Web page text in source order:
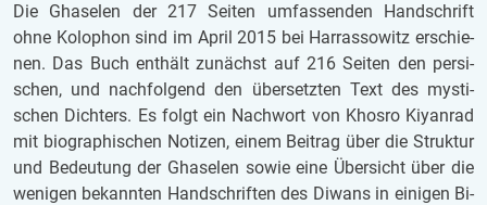
Die Gha­se­len der 217 Sei­ten um­fas­sen­den Hand­schrift
ohne Ko­lo­phon sind im April 2015 bei Har­ras­so­witz er­schie­
nen. Das Buch ent­hält zu­nächst auf 216 Sei­ten den per­si­
schen, und nach­fol­gend den über­setz­ten Text des mys­ti­
schen Dich­ters. Es folgt ein Nach­wort von Khos­ro Kiyan­rad
mit bio­gra­phi­schen No­ti­zen, einem Bei­trag über die Struk­tur
und Be­deu­tung der Gha­se­len sowie eine Über­sicht über die
we­ni­gen be­kann­ten Hand­schrif­ten des Di­wans in ei­ni­gen Bi­